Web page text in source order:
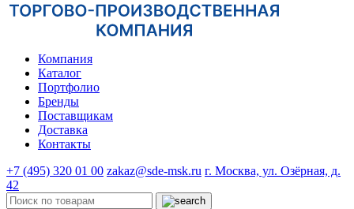
Компания
Каталог
Портфолио
Бренды
Поставщикам
Доставка
Контакты
+7 (495) 320 01 00 zakaz@sde-msk.ru г. Москва, ул. Озёрная, д.
42